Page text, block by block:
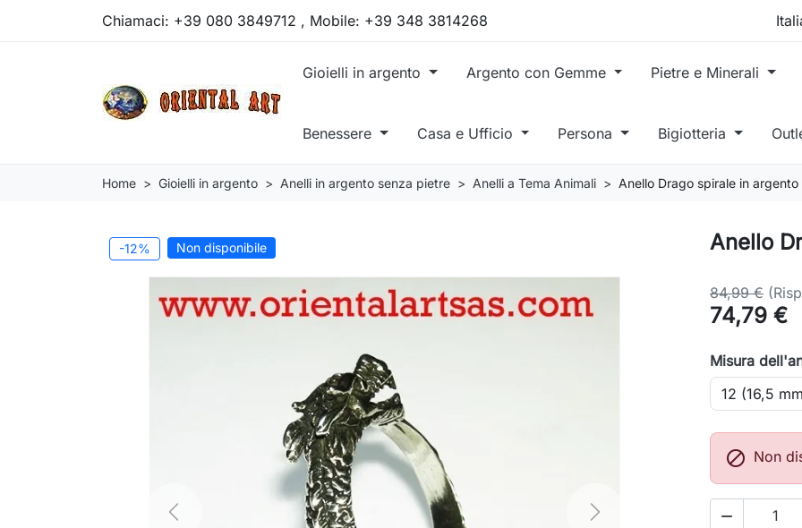
Chiamaci: +39 080 3849712 , Mobile: +39 348 3814268
Gioielli in argento Argento con Gemme Pietre e Minerali
Benessere Casa e Ufficio Persona Bigiotteria
Home Gioielli in argento Anelli in argento senza pietre Anelli a Tema Animali Anello Drago spirale in argento
-12% Non disponibile
Previous Next
Anello
84,99 €
74,79 €
Misura
 Non
